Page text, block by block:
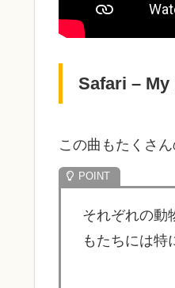
Safari – My
この曲もたくさ
それぞれの動
もたちには特